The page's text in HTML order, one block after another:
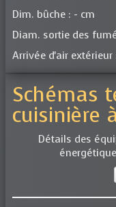
Dim. bûche : - cm
Diam. sortie des
Arrivée d'air
Schémas
cuisinière
Détails des